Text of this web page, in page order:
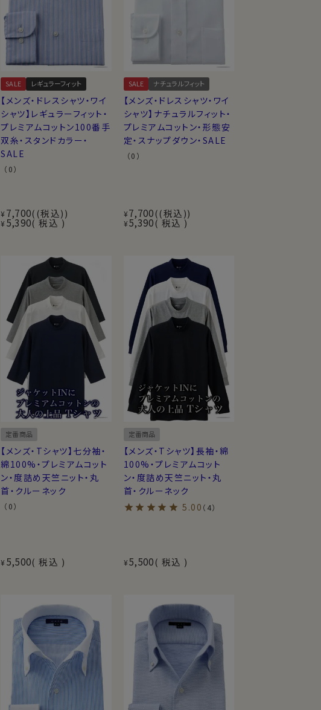
SALE レギュラーフィット
【メンズ・ドレスシャツ・ワイ
シャツ】レギュラーフィット・
プレミアムコットン100番手
双糸・スタンドカラー・
SALE
（0）
¥ 7,700 (税込)
¥ 5,390 税込
SALE ナチュラルフィット
【メンズ・ドレスシャツ・ワイ
シャツ】ナチュラルフィット・
プレミアムコットン・形態安
定・スナップダウン・SALE
（0）
¥7,700 (税込)
¥5,390 税込
定番商品
【メンズ・Tシャツ】七分袖・
綿100%・プレミアムコット
ン・度詰め天竺ニット・丸
首・クルーネック
（0）
¥ 5,500 税込
定番商品
【メンズ・Tシャツ】長袖・綿
100%・プレミアムコット
ン・度詰め天竺ニット・丸
首・クルーネック
5.00 （4）
¥5,500 税込